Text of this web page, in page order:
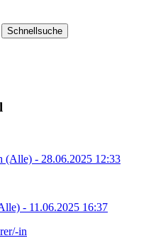
Schnellsuche
(Alle) - 28.06.2025 12:33
- 11.06.2025 16:37
in